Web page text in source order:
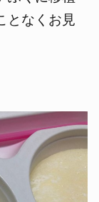
となくお見